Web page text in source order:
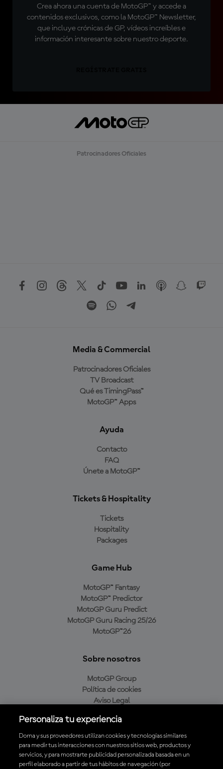
Crea ahora una cuenta de MotoGP™ y accede a
contenidos exclusivos, como la MotoGP™ Newsletter,
que incluye crónicas de GP, vídeos increíbles e
información interesante sobre nuestro deporte.
Patrocinadores Oficiales
Media & Commercial
Patrocinadores Oficiales
TV Broadcast
Qué es TimingPass™
MotoGP™ Apps
Ayuda
Contacto
FAQ
Únete a MotoGP™
Tickets & Hospitality
Tickets
Hospitality
Packages
Game Hub
MotoGP™ Fantasy
MotoGP™ Predictor
MotoGP Guru Predict
MotoGP Guru Racing 25/26
MotoGP™26
Sobre nosotros
MotoGP Group
Política de cookies
Aviso Legal
Política de compra
Descarga la aplicación oficial de MotoGP™
Personaliza tu experiencia
Dorna y sus proveedores utilizan cookies y tecnologías similares
para medir tus interacciones con nuestros sitios web, productos y
servicios, y para mostrarte publicidad personalizada basada en un
perfil elaborado a partir de tus hábitos de navegación (por